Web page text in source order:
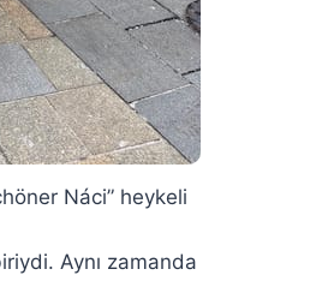
Náci” heykeli
Aynı zamanda